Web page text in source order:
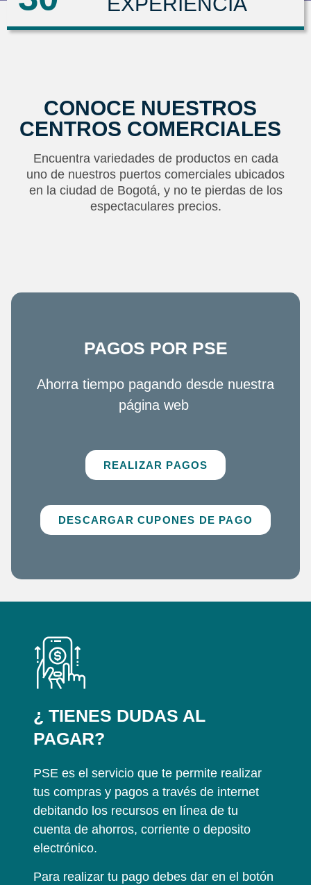
CONOCE NUESTROS
CENTROS COMERCIALES
Encuentra variedades de productos en cada
uno de nuestros puertos comerciales ubicados
en la ciudad de Bogotá, y no te pierdas de los
espectaculares precios.
PAGOS POR PSE
Ahorra tiempo pagando desde nuestra
página web
REALIZAR PAGOS
DESCARGAR CUPONES DE PAGO
¿ TIENES DUDAS AL
PAGAR?
PSE es el servicio que te permite realizar
tus compras y pagos a través de internet
debitando los recursos en línea de tu
cuenta de ahorros, corriente o deposito
electrónico.
Para realizar tu pago debes dar en el botón